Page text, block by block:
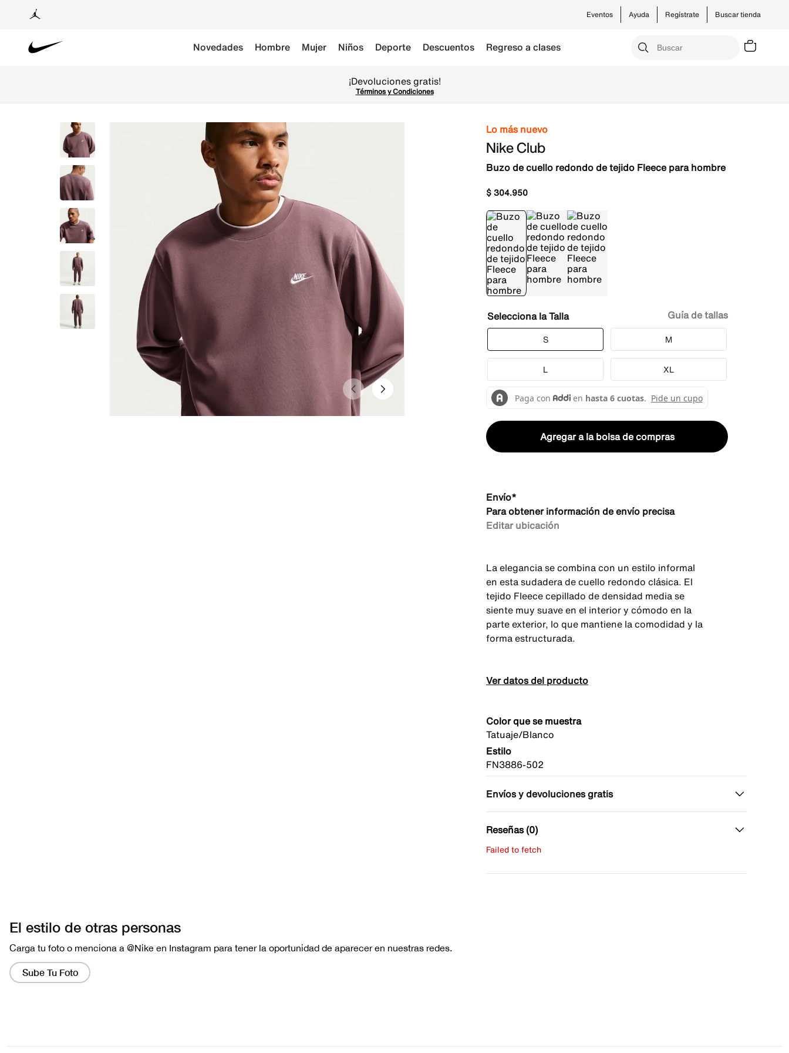
Buscar tienda
Ayuda Regístrate
Eventos
Novedades Hombre Mujer Niños Deporte Descuentos Regreso a clases
¡Devoluciones gratis!
Términos y Condiciones
Lo más nuevo
Nike Club
Buzo de cuello redondo de tejido Fleece para hombre
$304.950
Talla
S M
L XL
Guía de tallas
Agregar a la bolsa de compras
Envío*
Para obtener información de envío precisa
Editar ubicación
La elegancia se combina con un estilo informal
en esta sudadera de cuello redondo clásica. El
tejido Fleece cepillado de densidad media se
siente muy suave en el interior y cómodo en la
parte exterior, lo que mantiene la comodidad y la
forma estructurada.
Ver datos del producto
Color que se muestra
Tatuaje/Blanco
Estilo
FN3886-502
Envíos y devoluciones gratis
Reseñas (0)
Failed to fetch